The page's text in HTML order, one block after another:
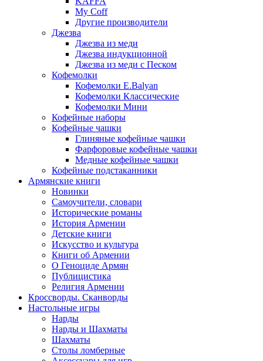
My Coff
Другие производители
Джезва
Джезва из меди
Джезва индукционной
Джезва из меди с Песком
Кофемолки
Кофемолки E.Balyan
Кофемолки Классические
Кофемолки Мини
Кофейные наборы
Кофейные чашки
Глиняные кофейные чашки
Фарфоровые кофейные чашки
Медные кофейные чашки
Кофейные подстаканники
Армянские книги
Новинки
Самоучители, словари
Исторические романы
История Армении
Детские книги
Иcкусство и культура
Книги об Армении
О Геноциде Армян
Публицистика
Религия Армении
Кроссворды. Сканворды
Настольные игры
Нарды
Нарды и Шахматы
Шахматы
Столы ломберные